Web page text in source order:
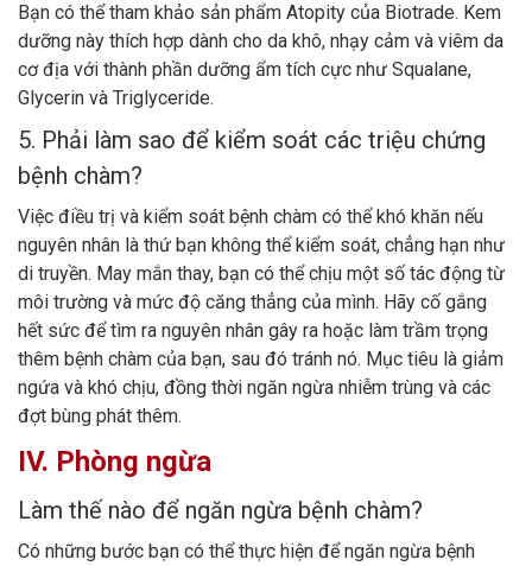
Bạn có thể tham khảo sản phẩm Atopity của Biotrade. Kem
dưỡng này thích hợp dành cho da khô, nhạy cảm và viêm da
cơ địa với thành phần dưỡng ẩm tích cực như Squalane,
Glycerin và Triglyceride.
5. Phải làm sao để kiểm soát các triệu chứng
bệnh chàm?
Việc điều trị và kiểm soát bệnh chàm có thể khó khăn nếu
nguyên nhân là thứ bạn không thể kiểm soát, chẳng hạn như
di truyền. May mắn thay, bạn có thể chịu một số tác động từ
môi trường và mức độ căng thẳng của mình. Hãy cố gắng
hết sức để tìm ra nguyên nhân gây ra hoặc làm trầm trọng
thêm bệnh chàm của bạn, sau đó tránh nó. Mục tiêu là giảm
ngứa và khó chịu, đồng thời ngăn ngừa nhiễm trùng và các
đợt bùng phát thêm.
IV. Phòng ngừa
Làm thế nào để ngăn ngừa bệnh chàm?
Có những bước bạn có thể thực hiện để ngăn ngừa bệnh